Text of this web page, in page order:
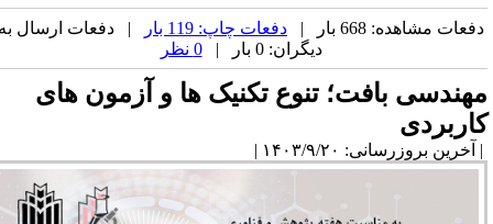
مشاهده: 668 بار | دفعات چاپ: 119 بار
| دفعات ارسال به
دیگران: 0 بار |
بافت؛ تنوع تکنیک ها و آزمون های
بروزرسانی: ۱۴۰۳/۹/۲۰ |